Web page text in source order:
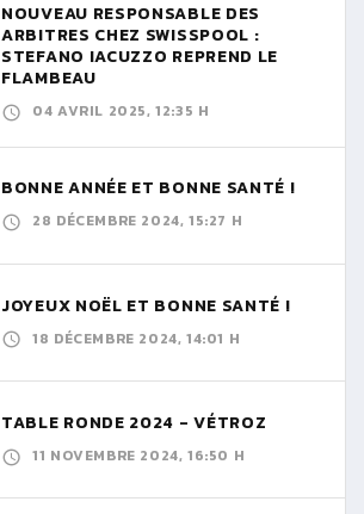
NOUVEAU RESPONSABLE DES
ARBITRES CHEZ SWISSPOOL :
STEFANO IACUZZO REPREND LE
FLAMBEAU
04 AVRIL 2025, 12:35 H
BONNE ANNÉE ET BONNE SANTÉ !
28 DÉCEMBRE 2024, 15:27 H
JOYEUX NOËL ET BONNE SANTÉ !
18 DÉCEMBRE 2024, 14:01 H
TABLE RONDE 2024 - VÉTROZ
11 NOVEMBRE 2024, 16:50 H